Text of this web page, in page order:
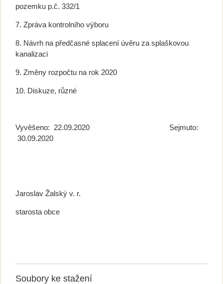
pozemku p.č. 332/1
7. Zpráva kontrolního výboru
8. Návrh na předčasné splacení úvěru za splaškovou
kanalizaci
9. Změny rozpočtu na rok 2020
10. Diskuze, různé
Vyvěšeno: 22.09.2020 Sejmuto:
30.09.2020
Jaroslav Žalský v. r.
starosta obce
Soubory ke stažení